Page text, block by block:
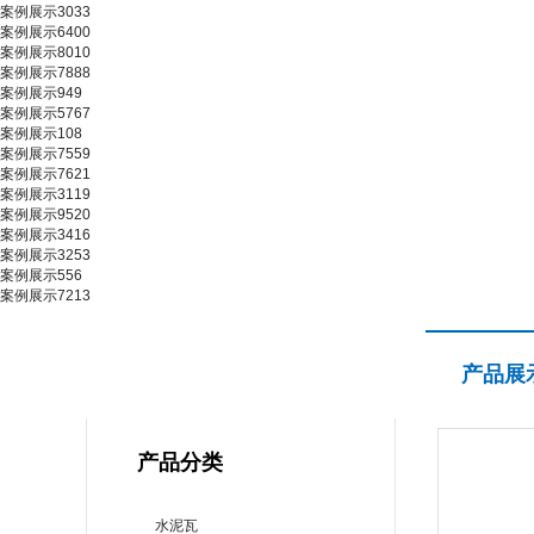
案例展示3033
案例展示6400
案例展示8010
案例展示7888
案例展示949
案例展示5767
案例展示108
案例展示7559
案例展示7621
案例展示3119
案例展示9520
案例展示3416
案例展示3253
案例展示556
案例展示7213
产品分类
水泥瓦
产品展